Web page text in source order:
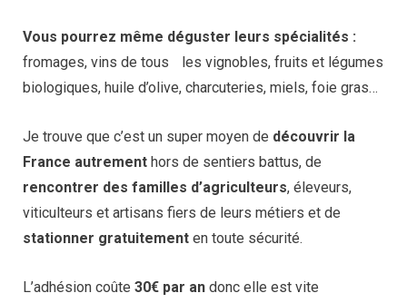
Vous pourrez même déguster leurs spécialités :
fromages, vins de tous les vignobles, fruits et légumes
biologiques, huile d’olive, charcuteries, miels, foie gras…
Je trouve que c’est un super moyen de découvrir la
France autrement hors de sentiers battus, de
rencontrer des familles d’agriculteurs, éleveurs,
viticulteurs et artisans fiers de leurs métiers et de
stationner gratuitement en toute sécurité.
L’adhésion coûte 30€ par an donc elle est vite